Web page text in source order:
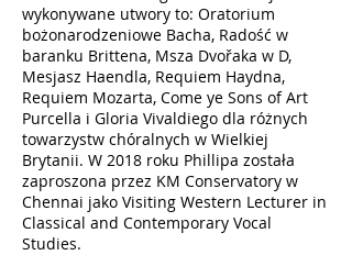
wykonywane utwory to: Oratorium
bożonarodzeniowe Bacha, Radość w
baranku Brittena, Msza Dvořaka w D,
Mesjasz Haendla, Requiem Haydna,
Requiem Mozarta, Come ye Sons of Art
Purcella i Gloria Vivaldiego dla różnych
towarzystw chóralnych w Wielkiej
Brytanii. W 2018 roku Phillipa została
zaproszona przez KM Conservatory w
Chennai jako Visiting Western Lecturer in
Classical and Contemporary Vocal
Studies.